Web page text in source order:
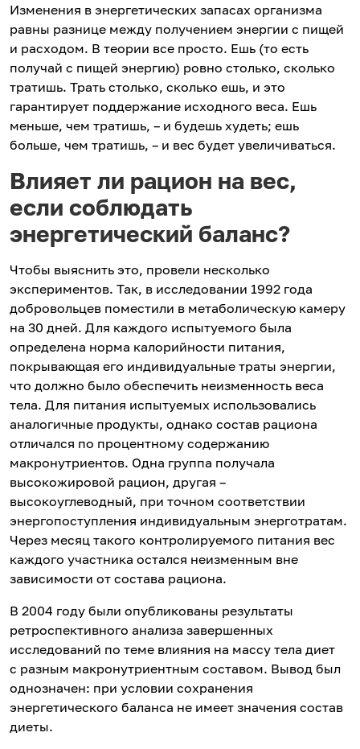
Изменения в энергетических запасах организма
равны разнице между получением энергии с пищей
и расходом. В теории все просто. Ешь (то есть
получай с пищей энергию) ровно столько, сколько
тратишь. Трать столько, сколько ешь, и это
гарантирует поддержание исходного веса. Ешь
меньше, чем тратишь, – и будешь худеть; ешь
больше, чем тратишь, – и вес будет увеличиваться.
Влияет ли рацион на вес,
если соблюдать
энергетический баланс?
Чтобы выяснить это, провели несколько
экспериментов. Так, в исследовании 1992 года
добровольцев поместили в метаболическую камеру
на 30 дней. Для каждого испытуемого была
определена норма калорийности питания,
покрывающая его индивидуальные траты энергии,
что должно было обеспечить неизменность веса
тела. Для питания испытуемых использовались
аналогичные продукты, однако состав рациона
отличался по процентному содержанию
макронутриентов. Одна группа получала
высокожировой рацион, другая –
высокоуглеводный, при точном соответствии
энергопоступления индивидуальным энерготратам.
Через месяц такого контролируемого питания вес
каждого участника остался неизменным вне
зависимости от состава рациона.
В 2004 году были опубликованы результаты
ретроспективного анализа завершенных
исследований по теме влияния на массу тела диет
с разным макронутриентным составом. Вывод был
однозначен: при условии сохранения
энергетического баланса не имеет значения состав
диеты.